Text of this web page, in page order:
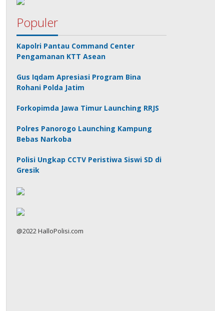
Populer
Kapolri Pantau Command Center
Pengamanan KTT Asean
Gus Iqdam Apresiasi Program Bina
Rohani Polda Jatim
Forkopimda Jawa Timur Launching RRJS
Polres Panorogo Launching Kampung
Bebas Narkoba
Polisi Ungkap CCTV Peristiwa Siswi SD di
Gresik
@2022 HalloPolisi.com